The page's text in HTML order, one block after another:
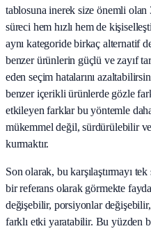
tablosuna inerek size önemli
süreci hem hızlı hem de
aynı kategoride birkaç alternatif
benzer ürünlerin güçlü ve zayıf
eden seçim hatalarını
benzer içerikli ürünlerde gözle
etkileyen farklar bu yöntemle
mükemmel değil, sürdürülebilir
kurmaktır.
Son olarak, bu karşılaştırmayı
bir referans olarak görmekte
değişebilir, porsiyonlar
farklı etki yaratabilir. Bu yüzden